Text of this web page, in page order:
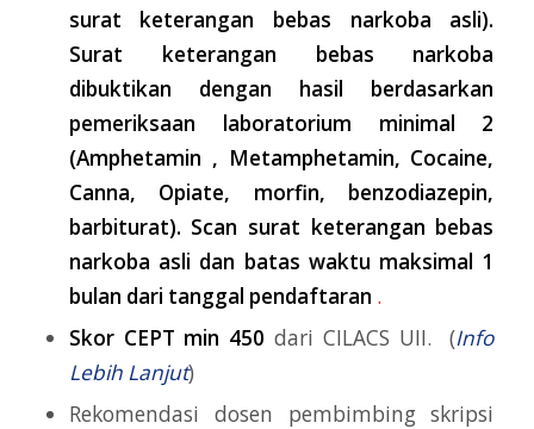
surat keterangan bebas narkoba asli).
Surat keterangan bebas narkoba
dibuktikan dengan hasil berdasarkan
pemeriksaan laboratorium minimal 2
(Amphetamin , Metamphetamin, Cocaine,
Canna, Opiate, morfin, benzodiazepin,
barbiturat). Scan surat keterangan bebas
narkoba asli dan batas waktu maksimal 1
bulan dari tanggal pendaftaran .
Skor CEPT min 450 dari CILACS UII. (Info
Lebih Lanjut)
Rekomendasi dosen pembimbing skripsi